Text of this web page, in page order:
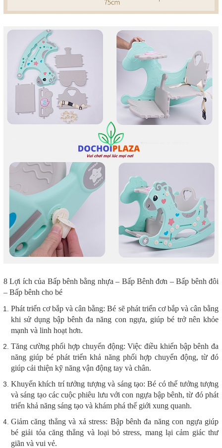
8 Lợi ích của Bấp bênh bằng nhựa – Bấp Bênh đơn – Bấp bênh đôi
– Bấp bênh cho bé
Phát triển cơ bắp và cân bằng: Bé sẽ phát triển cơ bắp và cân bằng
khi sử dụng bập bênh đa năng con ngựa, giúp bé trở nên khỏe
mạnh và linh hoạt hơn.
Tăng cường phối hợp chuyển động: Việc điều khiển bập bênh đa
năng giúp bé phát triển khả năng phối hợp chuyển động, từ đó
giúp cải thiện kỹ năng vận động tay và chân.
Khuyến khích trí tưởng tượng và sáng tạo: Bé có thể tưởng tượng
và sáng tạo các cuộc phiêu lưu với con ngựa bập bênh, từ đó phát
triển khả năng sáng tạo và khám phá thế giới xung quanh.
Giảm căng thẳng và xả stress: Bập bênh đa năng con ngựa giúp
bé giải tỏa căng thẳng và loại bỏ stress, mang lại cảm giác thư
giãn và vui vẻ.